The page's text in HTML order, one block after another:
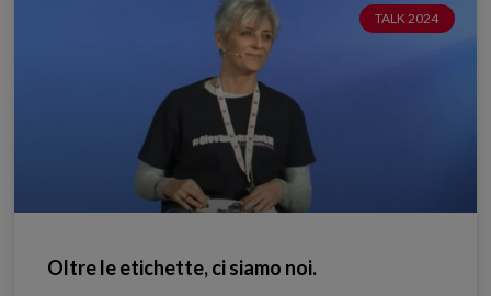
TALK 2024
Oltre le etichette, ci siamo noi.